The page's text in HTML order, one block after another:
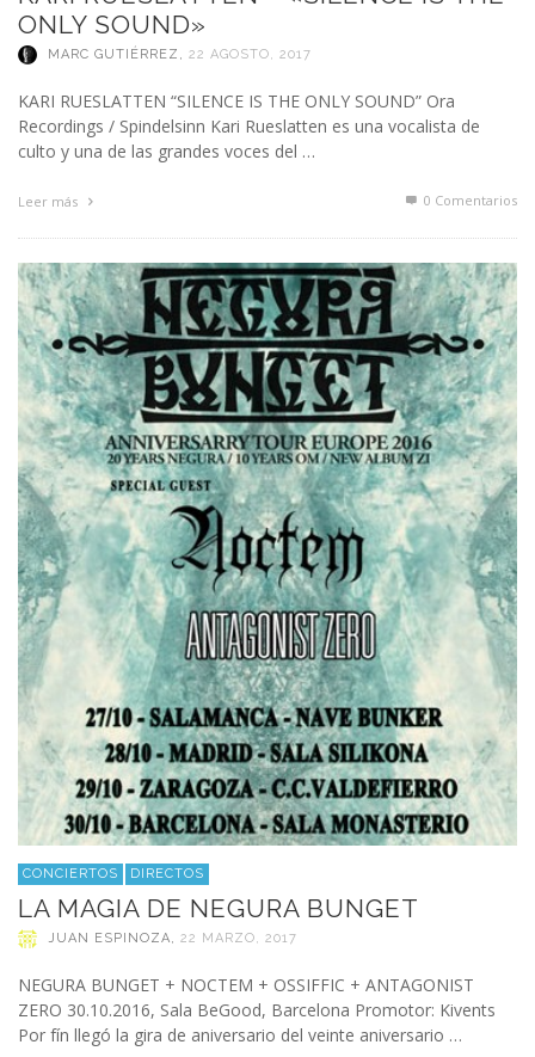
ONLY SOUND»
MARC GUTIÉRREZ , 22 AGOSTO, 2017
KARI RUESLATTEN “SILENCE IS THE ONLY SOUND” Ora
Recordings / Spindelsinn Kari Rueslatten es una vocalista de
culto y una de las grandes voces del …
Leer más 0 Comentarios
CONCIERTOS DIRECTOS
LA MAGIA DE NEGURA BUNGET
JUAN ESPINOZA, 22 MARZO, 2017
NEGURA BUNGET + NOCTEM + OSSIFFIC + ANTAGONIST
ZERO 30.10.2016, Sala BeGood, Barcelona Promotor: Kivents
Por fín llegó la gira de aniversario del veinte aniversario …